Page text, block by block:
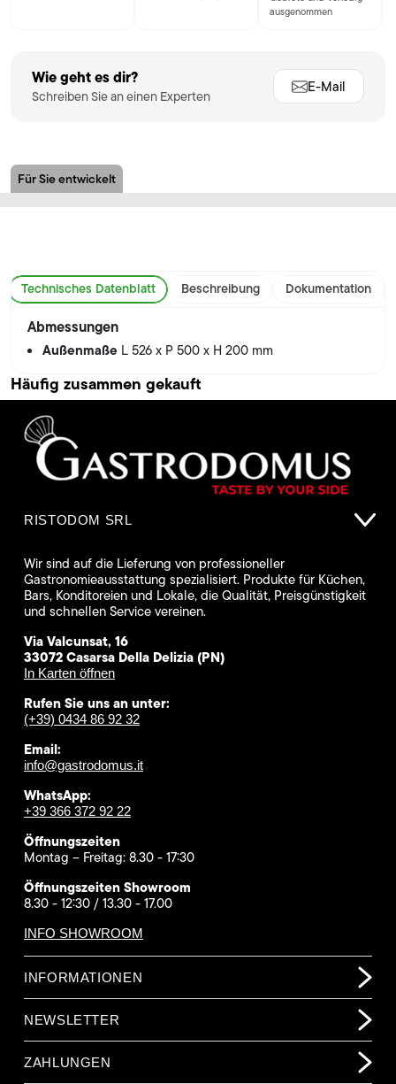
ausgenommen
Wie geht es dir?
Schreiben Sie an einen Experten
E-Mail
Für Sie entwickelt
Technisches Datenblatt Beschreibung Dokumentation
Abmessungen
Außenmaße L 526 x P 500 x H 200 mm
Häufig zusammen gekauft
RISTODOM SRL
Wir sind auf die Lieferung von professioneller
Gastronomieausstattung spezialisiert. Produkte für Küchen,
Bars, Konditoreien und Lokale, die Qualität, Preisgünstigkeit
und schnellen Service vereinen.
Via Valcunsat, 16
33072 Casarsa Della Delizia (PN)
In Karten öffnen
Rufen Sie uns an unter:
(+39) 0434 86 92 32
Email:
info@gastrodomus.it
WhatsApp:
+39 366 372 92 22
Öffnungszeiten
Montag – Freitag: 8.30 - 17:30
Öffnungszeiten Showroom
8.30 - 12:30 / 13.30 - 17.00
INFO SHOWROOM
INFORMATIONEN
NEWSLETTER
ZAHLUNGEN